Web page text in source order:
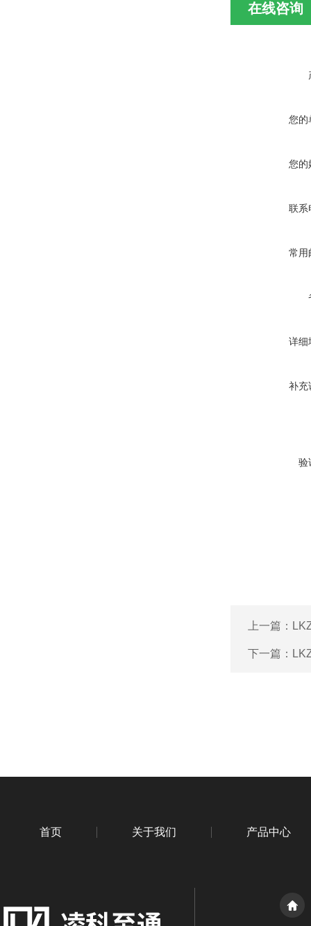
在线咨询
您的
您的
联系
常用
详细
补充
验
上一篇：
下一篇：
首页 关于我们 产品中心